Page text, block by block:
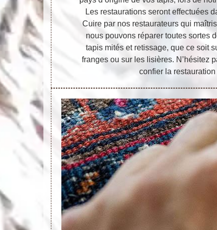
Les restaurations seront effectuées
Cuire par nos restaurateurs qui
nous pouvons réparer toutes sortes
tapis mités et retissage, que ce soit
franges ou sur les lisières. N’hésitez
confier la